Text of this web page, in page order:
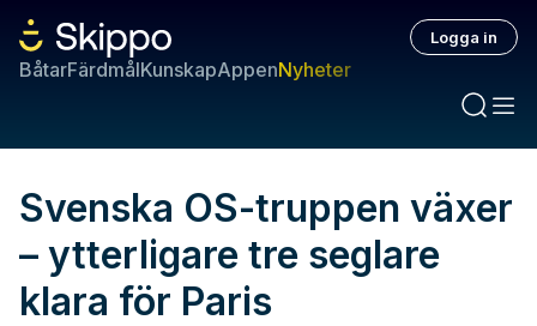
BåtarFärdmålKunskapAppenNyheter
Logga in
Svenska OS-truppen växer
– ytterligare tre seglare
klara för Paris